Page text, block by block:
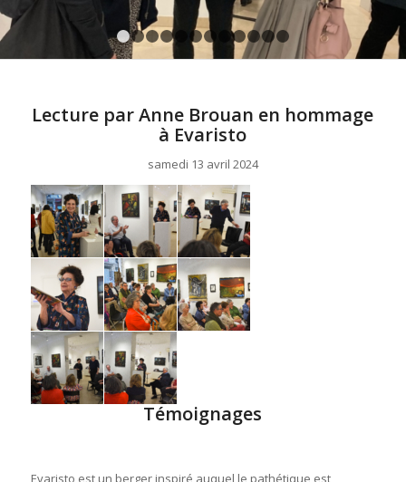
1 2 3 4 5 6 7 8 10 11 12
Lecture par Anne Brouan en hommage
à Evaristo
samedi 13 avril 2024
Témoignages
Evaristo est un berger inspiré auquel le pathétique est